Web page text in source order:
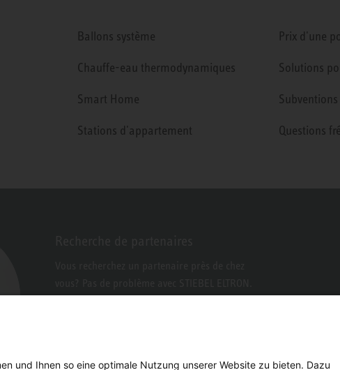
Ballons système
Chauffe-eau thermodynamiques
Smart Home
Stations d'appartement
Prix d'une
Solutions
Subventions
Questions
und Ihnen so eine optimale Nutzung unserer Website zu bieten. Dazu